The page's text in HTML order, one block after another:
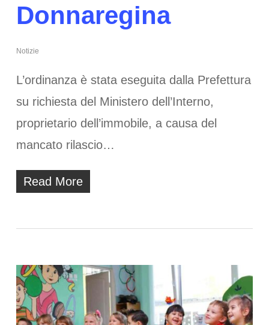
Donnaregina
Notizie
L’ordinanza è stata eseguita dalla Prefettura
su richiesta del Ministero dell’Interno,
proprietario dell’immobile, a causa del
mancato rilascio…
Read More